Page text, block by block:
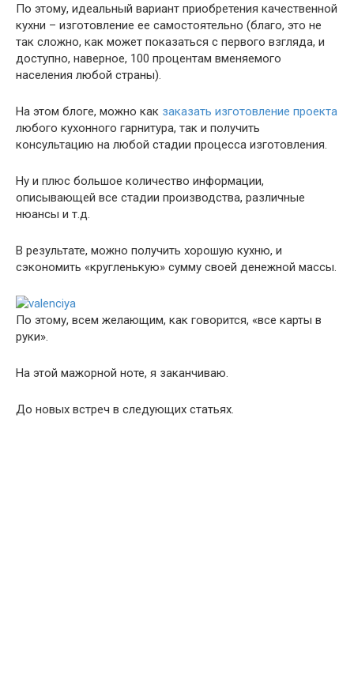
По этому, идеальный вариант приобретения качественной
кухни – изготовление ее самостоятельно (благо, это не
так сложно, как может показаться с первого взгляда, и
доступно, наверное, 100 процентам вменяемого
населения любой страны).
На этом блоге, можно как заказать изготовление проекта
любого кухонного гарнитура, так и получить
консультацию на любой стадии процесса изготовления.
Ну и плюс большое количество информации,
описывающей все стадии производства, различные
нюансы и т.д.
В результате, можно получить хорошую кухню, и
сэкономить «кругленькую» сумму своей денежной массы.
По этому, всем желающим, как говорится, «все карты в
руки».
На этой мажорной ноте, я заканчиваю.
До новых встреч в следующих статьях.